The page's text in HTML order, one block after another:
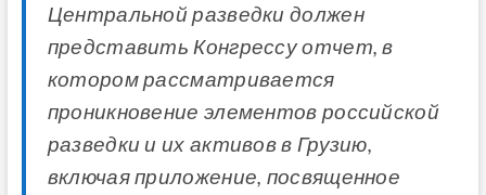
Центральной разведки должен
представить Конгрессу отчет, в
котором рассматривается
проникновение элементов российской
разведки и их активов в Грузию,
включая приложение, посвященное